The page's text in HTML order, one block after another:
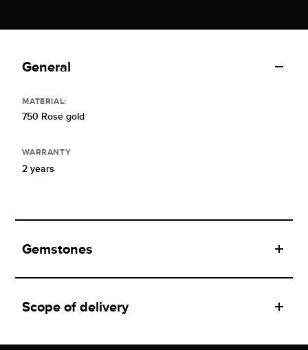
General
MATERIAL:
750 Rose gold
WARRANTY
2 years
Gemstones
Scope of delivery